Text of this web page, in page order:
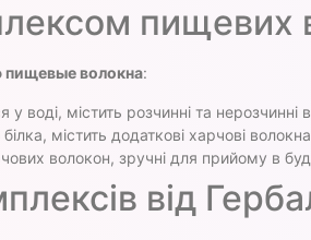
пищевих
пищевые волокна:
воді, містить розчинні та
містить додаткові харчові
волокон, зручні для прийому в
від